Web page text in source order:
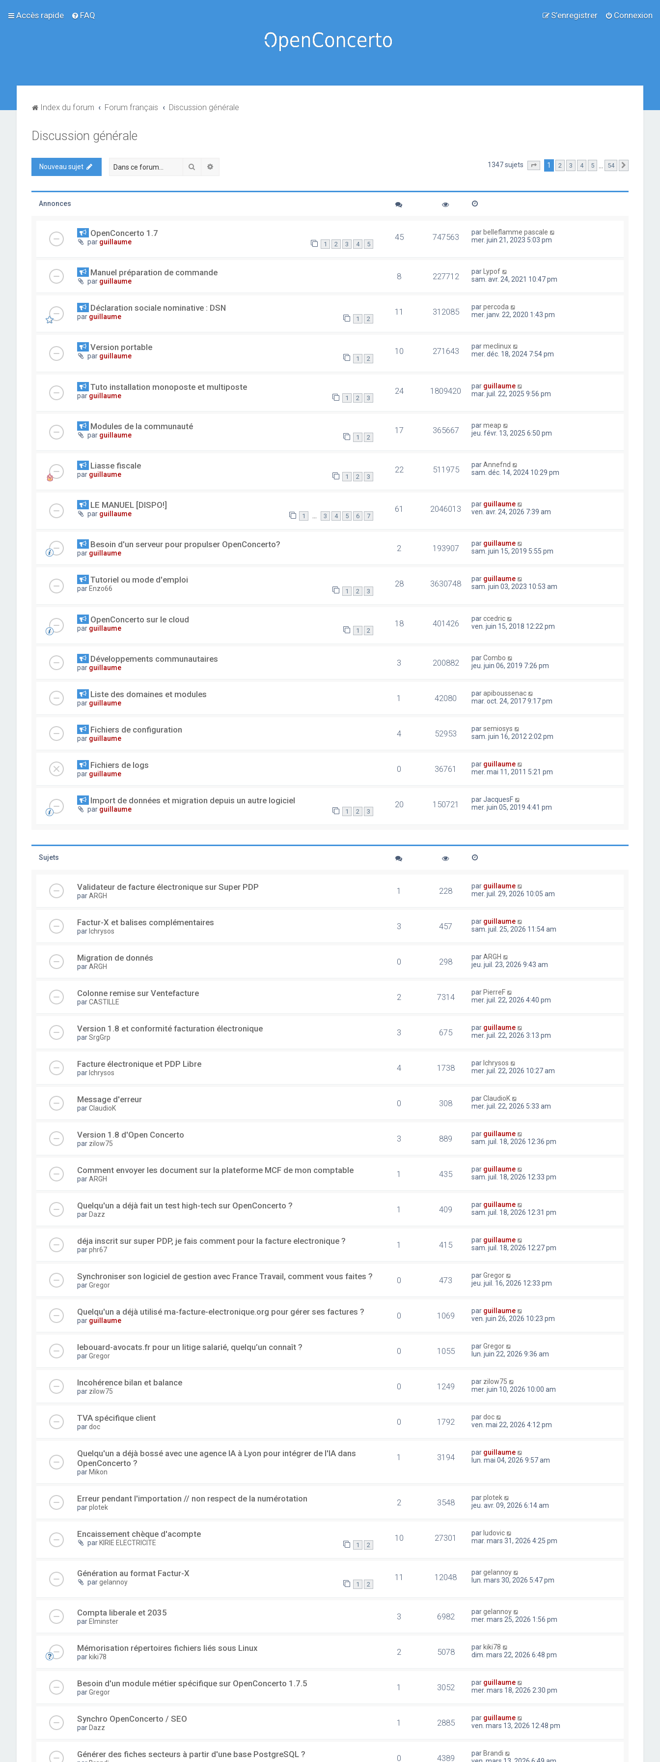
Accès rapide FAQ Connexion
S’enregistrer
Index du forum Forum français Discussion générale
Discussion générale
Nouveau sujet Rechercher 1347 sujets Page sur 54
1 2 3 4 5 54
Annonces
OpenConcerto 1.7
par guillaume 1 2 3 4 5
45 747563 par belleflamme pascale
mer. juin 21, 2023 5:03 pm
Manuel préparation de commande
par guillaume 8 227712 par Lypof
sam. avr. 24, 2021 10:47 pm
Déclaration sociale nominative : DSN
par guillaume 1 2
11 312085 parpercoda
mer. janv. 22, 2020 1:43 pm
Version portable
par guillaume 1 2
10 271643 parmeclinux
mer. déc. 18, 2024 7:54 pm
Tuto installation monoposte et multiposte
par guillaume 1 2 3
24 1809420 par guillaume
mar. juil. 22, 2025 9:56 pm
Modules de la communauté
par guillaume 1 2
17 365667 parmeap
jeu. févr. 13, 2025 6:50 pm
Liasse fiscale
par guillaume 1 2 3
22 511975 parAnnefnd
sam. déc. 14, 2024 10:29 pm
LE MANUEL [DISPO!]
par guillaume 1 … 3 4 5 6 7
61 2046013 par guillaume
ven. avr. 24, 2026 7:39 am
Besoin d'un serveur pour propulser OpenConcerto?
par guillaume 2 193907 par guillaume
sam. juin 15, 2019 5:55 pm
Tutoriel ou mode d'emploi
par Enzo66 1 2 3
28 3630748 par guillaume
sam. juin 03, 2023 10:53 am
OpenConcerto sur le cloud
par guillaume 1 2
18 401426 parccedric
ven. juin 15, 2018 12:22 pm
Développements communautaires
par guillaume 3 200882 parCombo
jeu. juin 06, 2019 7:26 pm
Liste des domaines et modules
par guillaume 1 42080 parapiboussenac
mar. oct. 24, 2017 9:17 pm
Fichiers de configuration
par guillaume 4 52953 parsemiosys
sam. juin 16, 2012 2:02 pm
Fichiers de logs
par guillaume 0 36761 par guillaume
mer. mai 11, 2011 5:21 pm
Import de données et migration depuis un autre logiciel
par guillaume 1 2 3
20 150721 parJacquesF
mer. juin 05, 2019 4:41 pm
Sujets
Validateur de facture électronique sur Super PDP
parARGH 1 228 par guillaume
mer. juil. 29, 2026 10:05 am
Factur-X et balises complémentaires
par lchrysos 3 457 par guillaume
sam. juil. 25, 2026 11:54 am
Migration de donnés
parARGH 0 298 parARGH
jeu. juil. 23, 2026 9:43 am
Colonne remise sur Ventefacture
parCASTILLE 2 7314 par PierreF
mer. juil. 22, 2026 4:40 pm
Version 1.8 et conformité facturation électronique
parSrgGrp 3 675 par guillaume
mer. juil. 22, 2026 3:13 pm
Facture électronique et PDP Libre
par lchrysos 4 1738 par lchrysos
mer. juil. 22, 2026 10:27 am
Message d'erreur
parClaudioK 0 308 parClaudioK
mer. juil. 22, 2026 5:33 am
Version 1.8 d'Open Concerto
par zilow75 3 889 par guillaume
sam. juil. 18, 2026 12:36 pm
Comment envoyer les document sur la plateforme MCF de mon comptable
parARGH 1 435 par guillaume
sam. juil. 18, 2026 12:33 pm
Quelqu'un a déjà fait un test high-tech sur OpenConcerto ?
par Dazz 1 409 par guillaume
sam. juil. 18, 2026 12:31 pm
déja inscrit sur super PDP, je fais comment pour la facture electronique ?
parphr67 1 415 par guillaume
sam. juil. 18, 2026 12:27 pm
Synchroniser son logiciel de gestion avec France Travail, comment vous faites ?
parGregor 0 473 parGregor
jeu. juil. 16, 2026 12:33 pm
Quelqu'un a déjà utilisé ma-facture-electronique.org pour gérer ses factures ?
par guillaume 0 1069 par guillaume
ven. juin 26, 2026 10:23 pm
lebouard-avocats.fr pour un litige salarié, quelqu’un connaît ?
parGregor 0 1055 parGregor
lun. juin 22, 2026 9:36 am
Incohérence bilan et balance
par zilow75 0 1249 par zilow75
mer. juin 10, 2026 10:00 am
TVA spécifique client
pardoc 0 1792 pardoc
ven. mai 22, 2026 4:12 pm
Quelqu'un a déjà bossé avec une agence IA à Lyon pour intégrer de l'IA dans
OpenConcerto ?
par Mikon
1 3194 par guillaume
lun. mai 04, 2026 9:57 am
Erreur pendant l'importation // non respect de la numérotation
parplotek 2 3548 parplotek
jeu. avr. 09, 2026 6:14 am
Encaissement chèque d'acompte
par KIRIE ELECTRICITE 1 2
10 27301 par ludovic
mar. mars 31, 2026 4:25 pm
Génération au format Factur-X
pargelannoy 1 2
11 12048 pargelannoy
lun. mars 30, 2026 5:47 pm
Compta liberale et 2035
par Elminster 3 6982 pargelannoy
mer. mars 25, 2026 1:56 pm
Mémorisation répertoires fichiers liés sous Linux
par kiki78 2 5078 par kiki78
dim. mars 22, 2026 6:48 pm
Besoin d'un module métier spécifique sur OpenConcerto 1.7.5
parGregor 1 3052 par guillaume
mer. mars 18, 2026 2:30 pm
Synchro OpenConcerto / SEO
par Dazz 1 2885 par guillaume
ven. mars 13, 2026 12:48 pm
Générer des fiches secteurs à partir d'une base PostgreSQL ? 0 4389 par Brandi